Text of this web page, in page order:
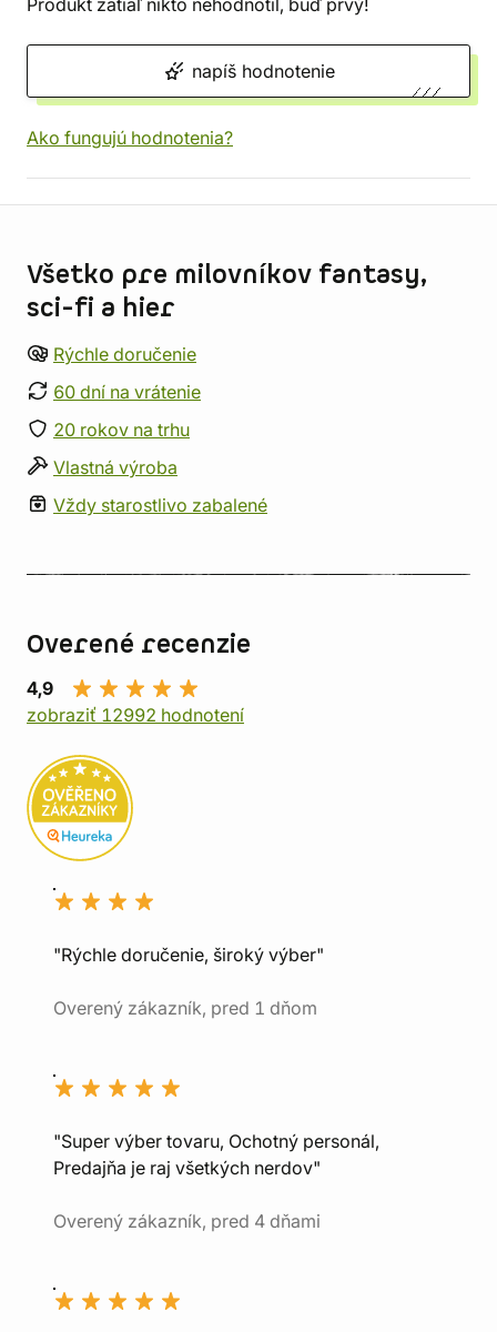
Produkt zatiaľ nikto nehodnotil, buď prvý!
napíš hodnotenie
Ako fungujú hodnotenia?
Všetko pre milovníkov fantasy,
sci-fi a hier
Rýchle doručenie
60 dní na vrátenie
20 rokov na trhu
Vlastná výroba
Vždy starostlivo zabalené
Overené recenzie
4,9
zobraziť 12992 hodnotení
"Rýchle doručenie, široký výber"
Overený zákazník, pred 1 dňom
"Super výber tovaru, Ochotný personál,
Predajňa je raj všetkých nerdov"
Overený zákazník, pred 4 dňami